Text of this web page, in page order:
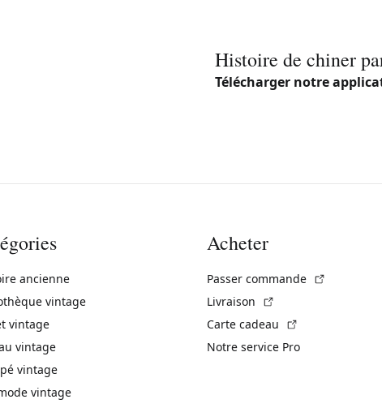
Histoire de chiner
Télécharger notre
ancienne
vintage
vintage
vintage
vintage
vintage
Acheter
Passer commande
Livraison
Carte cadeau
Notre service Pro